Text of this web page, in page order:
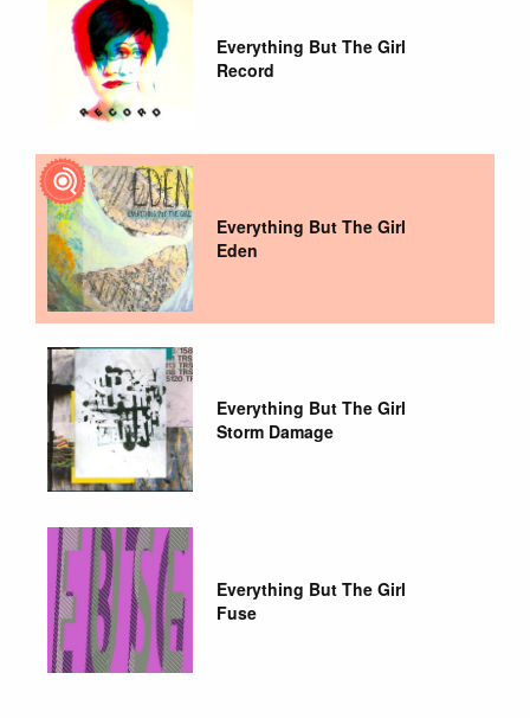
Everything But The Girl
Record
Everything But The Girl
Eden
Everything But The Girl
Storm Damage
Everything But The Girl
Fuse